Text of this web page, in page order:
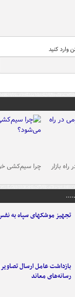
وارد کنید
بازار چرا سیم‌کشی
تجهیز موشکهای سپاه به
بازداشت عامل ارسال
رسانه‌های معاند